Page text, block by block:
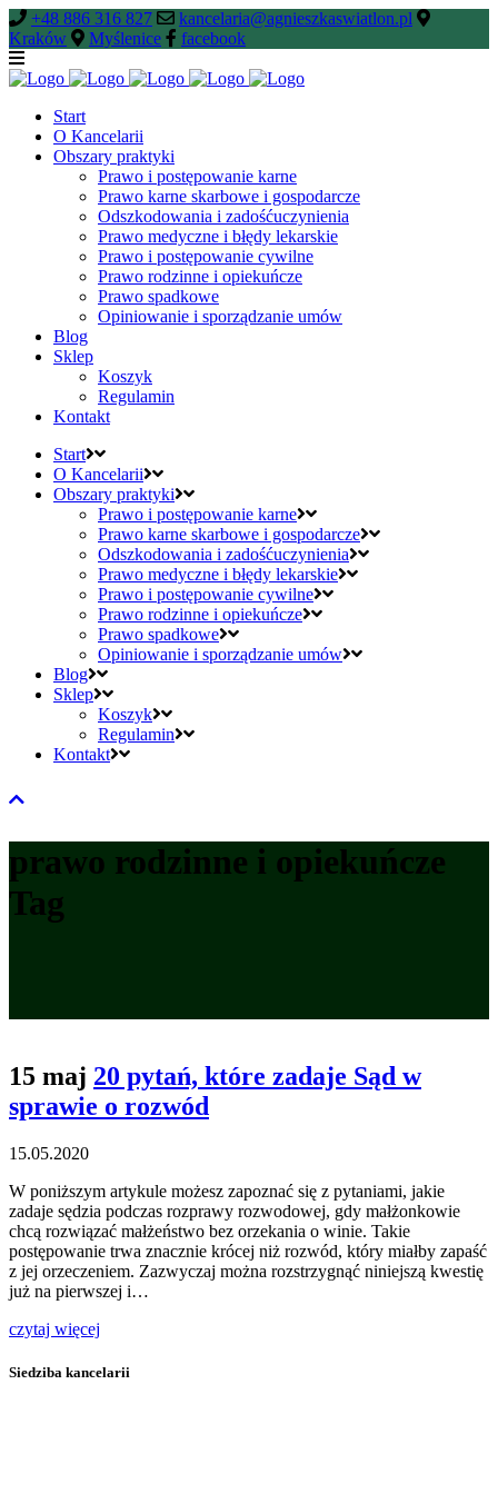
+48 886 316 827
kancelaria@agnieszkaswiatlon.pl
Kraków
Myślenice facebook
Start
O Kancelarii
Obszary praktyki
Prawo i postępowanie karne
Prawo karne skarbowe i gospodarcze
Odszkodowania i zadośćuczynienia
Prawo medyczne i błędy lekarskie
Prawo i postępowanie cywilne
Prawo rodzinne i opiekuńcze
Prawo spadkowe
Opiniowanie i sporządzanie umów
Blog
Sklep
Koszyk
Regulamin
Kontakt
Start
O Kancelarii
Obszary praktyki
Prawo i postępowanie karne
Prawo karne skarbowe i gospodarcze
Odszkodowania i zadośćuczynienia
Prawo medyczne i błędy lekarskie
Prawo i postępowanie cywilne
Prawo rodzinne i opiekuńcze
Prawo spadkowe
Opiniowanie i sporządzanie umów
Blog
Sklep
Koszyk
Regulamin
Kontakt
prawo rodzinne i opiekuńcze
Tag
15 maj 20 pytań, które zadaje Sąd w
sprawie o rozwód
15.05.2020
W poniższym artykule możesz zapoznać się z pytaniami, jakie
zadaje sędzia podczas rozprawy rozwodowej, gdy małżonkowie
chcą rozwiązać małżeństwo bez orzekania o winie. Takie
postępowanie trwa znacznie krócej niż rozwód, który miałby zapaść
z jej orzeczeniem. Zazwyczaj można rozstrzygnąć niniejszą kwestię
już na pierwszej i…
czytaj więcej
Siedziba kancelarii